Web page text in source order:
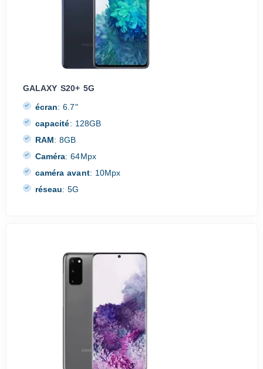
GALAXY S20+ 5G
écran: 6.7"
capacité: 128GB
RAM: 8GB
Caméra: 64Mpx
caméra avant: 10Mpx
réseau: 5G